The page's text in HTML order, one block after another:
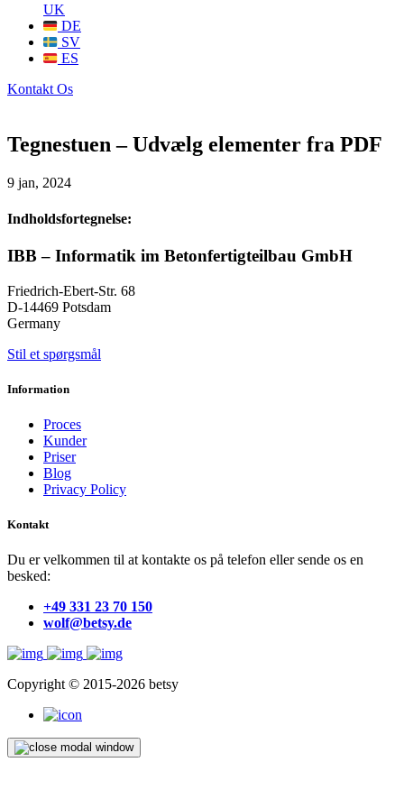
UK
DE
SV
ES
Kontakt Os
Tegnestuen – Udvælg elementer fra PDF
9 jan, 2024
Indholdsfortegnelse:
IBB – Informatik im Betonfertigteilbau GmbH
Friedrich-Ebert-Str. 68
D-14469 Potsdam
Germany
Stil et spørgsmål
Information
Proces
Kunder
Priser
Blog
Privacy Policy
Kontakt
Du er velkommen til at kontakte os på telefon eller sende os en
besked:
+49 331 23 70 150
wolf@betsy.de
Copyright © 2015-2026 betsy